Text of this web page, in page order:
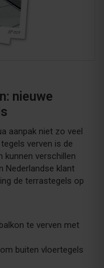
nieuwe
aanpak niet zo veel
verven is de
kunnen verschillen
Nederlandse klant
de terrastegels op
te verven met
buiten vloertegels